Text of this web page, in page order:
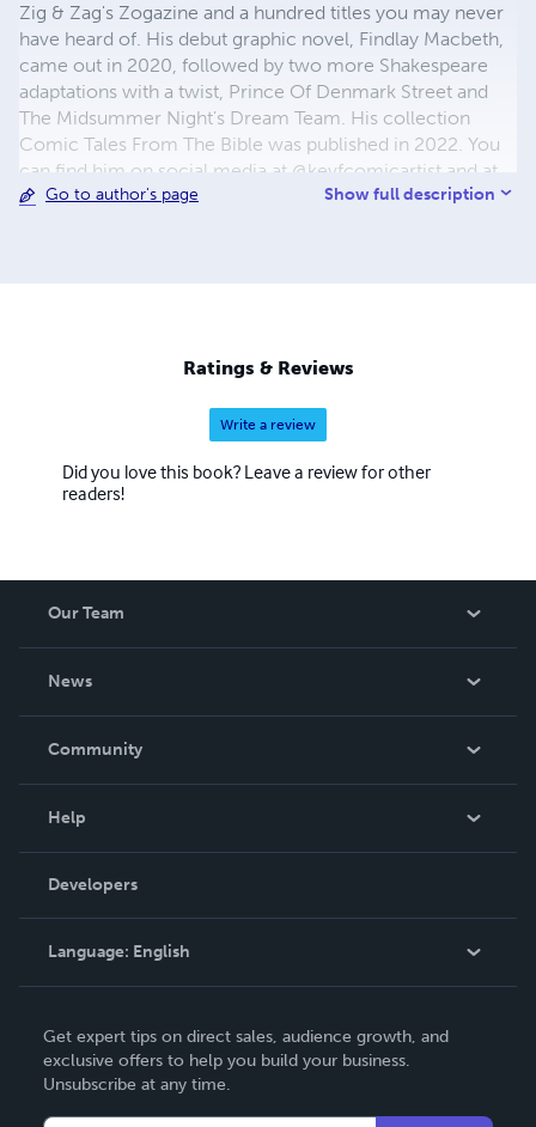
Zig & Zag's Zogazine and a hundred titles you may never
have heard of. His debut graphic novel, Findlay Macbeth,
came out in 2020, followed by two more Shakespeare
adaptations with a twist, Prince Of Denmark Street and
The Midsummer Night's Dream Team. His collection
Comic Tales From The Bible was published in 2022. You
can find him on social media at @kevfcomicartist and at
kevfcomicartist.com
Go to author's page Show full description
Ratings & Reviews
Write a review
Did you love this book? Leave a review for other
readers!
Our Team
News
In The News
Community
Podcast
Help
Order Lookup
Knowledge Base
Contact Support
Developers
Language: English
Deutsch
Français
Get expert tips on direct sales, audience growth, and
exclusive offers to help you build your business.
Unsubscribe at any time.